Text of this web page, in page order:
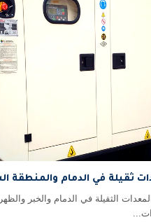
ثقيلة في الدمام والمنطقة
الثقيلة في الدمام والخبر